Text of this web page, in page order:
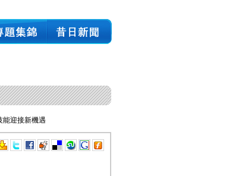
能迎接新機遇